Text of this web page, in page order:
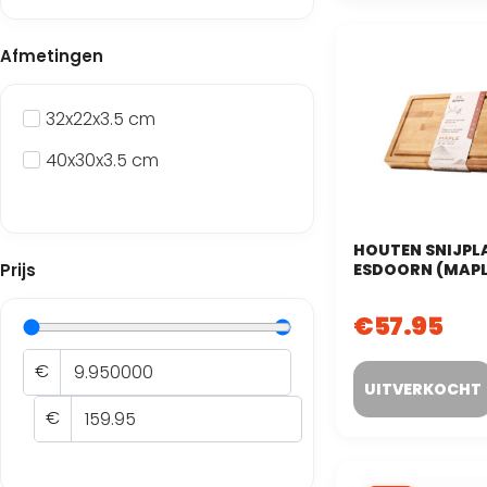
Afmetingen
32x22x3.5 cm
40x30x3.5 cm
Prijs
€
€
HOUTEN
ESDOORN
€57.95